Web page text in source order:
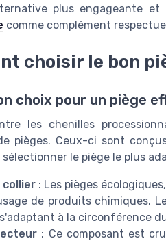
plus engageante
comme complément
choisir le bon
choix pour un piège
les chenilles
pièges. Ceux-ci sont
sélectionner le piège le plus
collier : Les pièges
de produits chimiques.
à la circonférence
: Ce composant est